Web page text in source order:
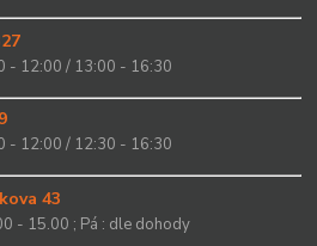
- 12:00 / 13:00 - 16:30
- 12:00 / 12:30 - 16:30
43
- 15.00 ; Pá : dle dohody